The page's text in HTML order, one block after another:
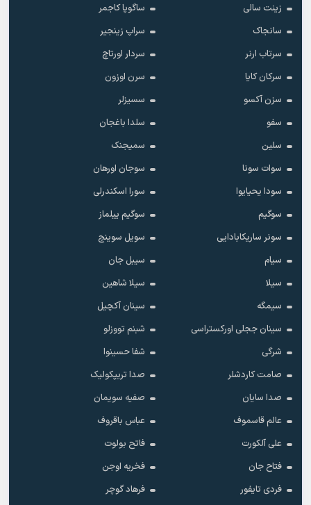
زینت سالی
ساگوپا کاجمر
سانجاک
سراپ زینجیر
سرتاب ارنر
سردار اورتاچ
سرکان کایا
سرن اوزون
سزن آکسو
سسیزلر
سفو
سلدا باغجان
سلین
سمیجنک
سوات سونا
سوجان اورهان
سودا یحیایوا
سورا اسکندرلی
سوگیم
سوگیم ییلماز
سونر ساریکابادایی
سویل سوینچ
سیام
سیبل جان
سیلا
سیلا شاهین
سیمگه
سینان آکچیل
سینان ججلی اورکستراسی
شبنم تووزلو
شرگی
شفا حسینوا
صامت کاردشلر
صدا تریپکولیک
صدا سایان
صفیه سویمان
عالم قاسموف
عباس باقروف
علی آلکورت
فاتح بولوت
فتاح جان
فخریه اوجن
فردی تایفور
فرهاد گوچر